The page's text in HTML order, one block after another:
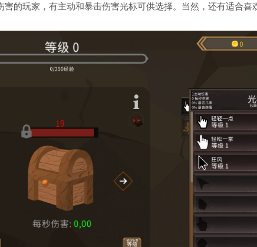
的玩家，有主动和暴击伤害光标可供选择。当然，还有适合喜